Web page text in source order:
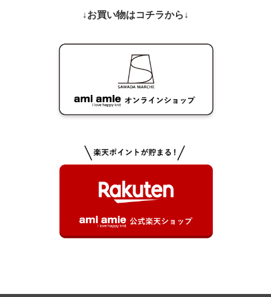
↓お買い物はコチラから↓